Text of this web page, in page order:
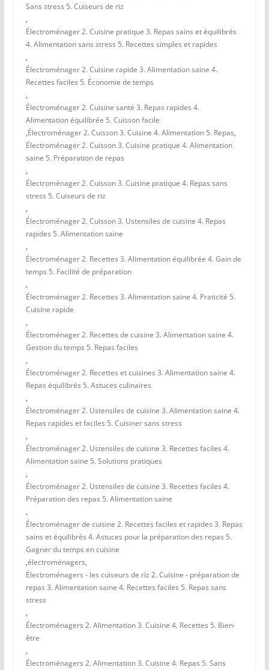
Sans stress 5. Cuiseurs de riz
,
Électroménager 2. Cuisine pratique 3. Repas sains et équilibrés
4. Alimentation sans stress 5. Recettes simples et rapides
,
Électroménager 2. Cuisine rapide 3. Alimentation saine 4.
Recettes faciles 5. Économie de temps
,
Électroménager 2. Cuisine santé 3. Repas rapides 4.
Alimentation équilibrée 5. Cuisson facile
,Électroménager 2. Cuisson 3. Cuisine 4. Alimentation 5. Repas,
Électroménager 2. Cuisson 3. Cuisine pratique 4. Alimentation
saine 5. Préparation de repas
,
Électroménager 2. Cuisson 3. Cuisine pratique 4. Repas sans
stress 5. Cuiseurs de riz
,
Électroménager 2. Cuisson 3. Ustensiles de cuisine 4. Repas
rapides 5. Alimentation saine
,
Électroménager 2. Recettes 3. Alimentation équilibrée 4. Gain de
temps 5. Facilité de préparation
,
Électroménager 2. Recettes 3. Alimentation saine 4. Praticité 5.
Cuisine rapide
,
Électroménager 2. Recettes de cuisine 3. Alimentation saine 4.
Gestion du temps 5. Repas faciles
,
Électroménager 2. Recettes et cuisines 3. Alimentation saine 4.
Repas équilibrés 5. Astuces culinaires
,
Électroménager 2. Ustensiles de cuisine 3. Alimentation saine 4.
Repas rapides et faciles 5. Cuisiner sans stress
,
Électroménager 2. Ustensiles de cuisine 3. Recettes faciles 4.
Alimentation saine 5. Solutions pratiques
,
Électroménager 2. Ustensiles de cuisine 3. Recettes faciles 4.
Préparation des repas 5. Alimentation saine
,
Électroménager de cuisine 2. Recettes faciles et rapides 3. Repas
sains et équilibrés 4. Astuces pour la préparation des repas 5.
Gagner du temps en cuisine
,électroménagers,
Électroménagers - les cuiseurs de riz 2. Cuisine - préparation de
repas 3. Alimentation saine 4. Recettes faciles 5. Repas sans
stress
,
Électroménagers 2. Alimentation 3. Cuisine 4. Recettes 5. Bien-
être
,
Électroménagers 2. Alimentation 3. Cuisine 4. Repas 5. Sans